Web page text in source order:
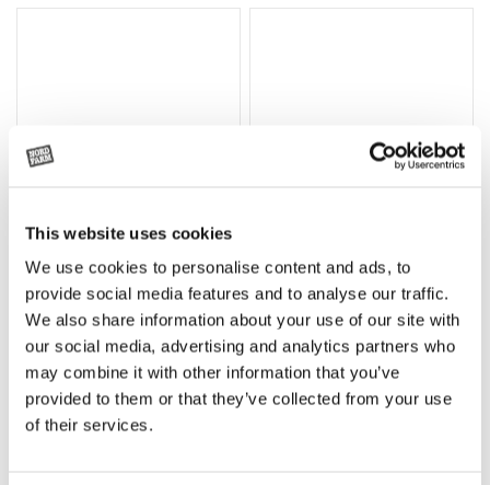
This website uses cookies
We use cookies to personalise content and ads, to
provide social media features and to analyse our traffic.
We also share information about your use of our site with
our social media, advertising and analytics partners who
may combine it with other information that you’ve
provided to them or that they’ve collected from your use
of their services.
Lägg till i varukorg
Rotor, komplett med slagor
OR80013456G
(ex. moms)
Grön truckknapp
A00220
kr (ex. moms)